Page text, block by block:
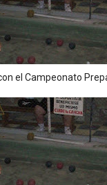
el Campeonato